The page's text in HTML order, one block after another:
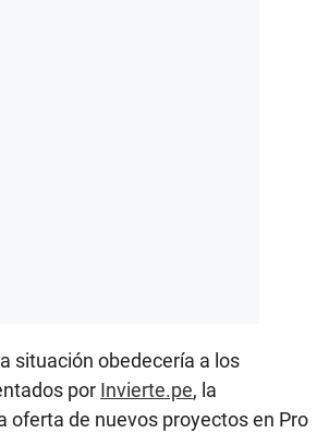
situación obedecería a los
por Invierte.pe, la
oferta de nuevos proyectos en Pro